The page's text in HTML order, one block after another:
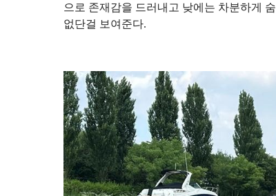
으로 존재감을 드러내고 낮에는 차분하게
없단걸 보여준다.